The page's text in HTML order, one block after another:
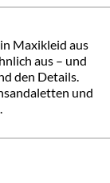
Maxikleid aus
aus – und
den Details.
und